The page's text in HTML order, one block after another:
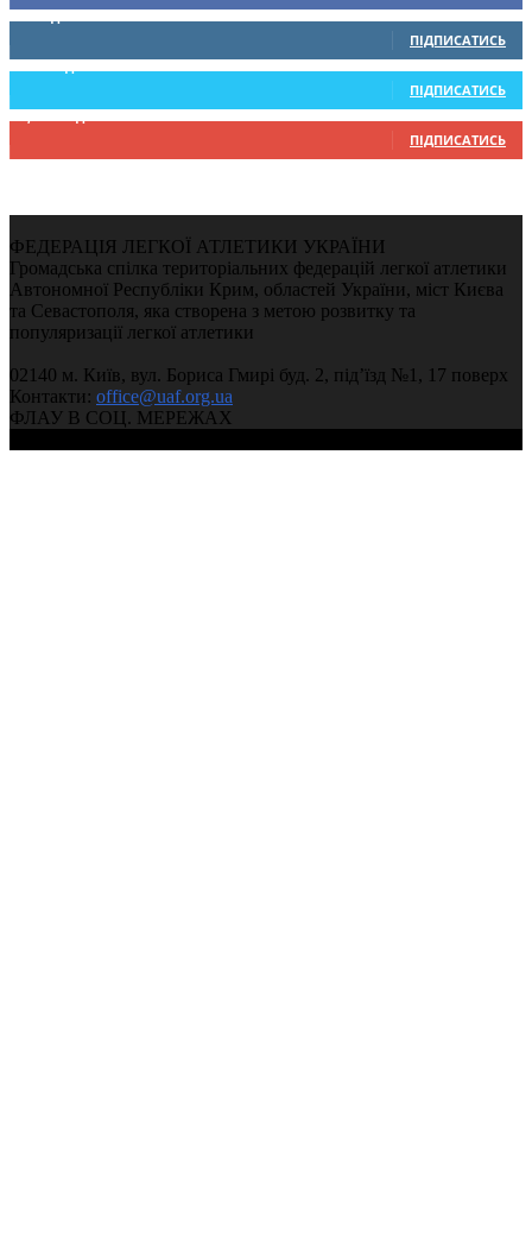
0 Підписників
ПІДПИСАТИСЬ
234 Підписників
ПІДПИСАТИСЬ
9,370 Підписників
ПІДПИСАТИСЬ
ФЕДЕРАЦІЯ ЛЕГКОЇ АТЛЕТИКИ УКРАЇНИ
Громадська спілка територіальних федерацій легкої атлетики
Автономної Республіки Крим, областей України, міст Києва
та Севастополя, яка створена з метою розвитку та
популяризації легкої атлетики
02140 м. Київ, вул. Бориса Гмирі буд. 2, під’їзд №1, 17 поверх
Контакти: office@uaf.org.ua
ФЛАУ В СОЦ. МЕРЕЖАХ